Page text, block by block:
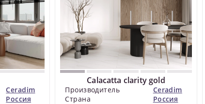
Ceradim
Россия
Calacatta clarity gold
Производитель
Ceradim
Страна
Россия